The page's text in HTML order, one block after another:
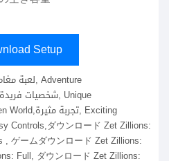
Setup
ゲームダウンロード Zet Zillions:
Full, ダウンロード Zet Zillions: